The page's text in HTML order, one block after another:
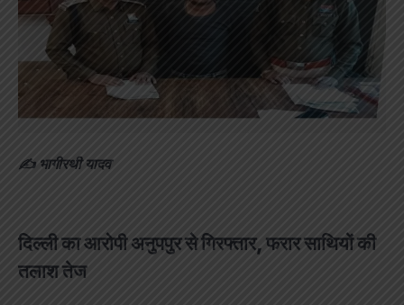
✍️ भागीरथी यादव
दिल्ली का आरोपी अनुपपुर से गिरफ्तार, फरार साथियों की
तलाश तेज